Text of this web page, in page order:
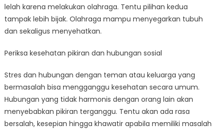
lelah karena melakukan olahraga. Tentu pilihan kedua
tampak lebih bijak. Olahraga mampu menyegarkan tubuh
dan sekaligus menyehatkan.
Periksa kesehatan pikiran dan hubungan sosial
Stres dan hubungan dengan teman atau keluarga yang
bermasalah bisa mengganggu kesehatan secara umum.
Hubungan yang tidak harmonis dengan orang lain akan
menyebabkan pikiran terganggu. Tentu akan ada rasa
bersalah, kesepian hingga khawatir apabila memiliki masalah